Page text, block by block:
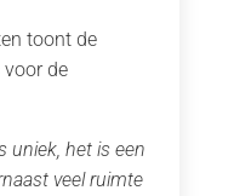
toont de
de
uniek, het is een
veel ruimte